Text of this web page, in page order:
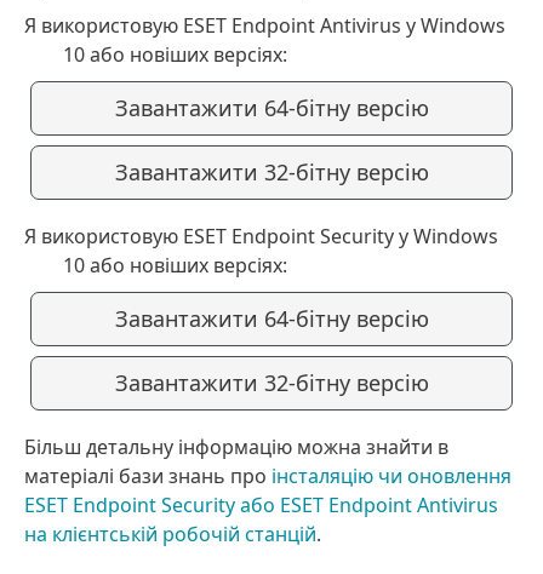
Я використовую ESET Endpoint Antivirus у Windows
10 або новіших версіях:
Завантажити 64-бітну версію
Завантажити 32-бітну версію
Я використовую ESET Endpoint Security у Windows
10 або новіших версіях:
Завантажити 64-бітну версію
Завантажити 32-бітну версію
Більш детальну інформацію можна знайти в
матеріалі бази знань про інсталяцію чи оновлення
ESET Endpoint Security або ESET Endpoint Antivirus
на клієнтській робочій станцій.